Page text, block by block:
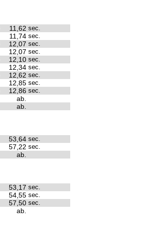
11,62 sec.
11,74 sec.
12,07 sec.
12,07 sec.
12,10 sec.
12,34 sec.
12,62 sec.
12,85 sec.
12,86 sec.
ab.
ab.
53,64 sec.
57,22 sec.
ab.
53,17 sec.
54,55 sec.
57,50 sec.
ab.